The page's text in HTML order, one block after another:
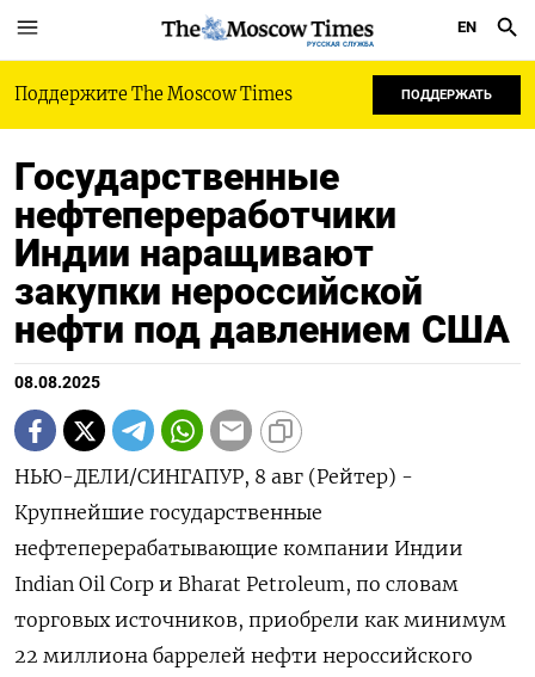
РУССКАЯ СЛУЖБА
EN
Поддержите The Moscow Times ПОДДЕРЖАТЬ
Государственные
нефтепереработчики
Индии наращивают
закупки неросcийской
нефти под давлением США
08.08.2025
НЬЮ-ДЕЛИ/СИНГАПУР, 8 авг (Рейтер) -
Крупнейшие государственные
нефтеперерабатывающие компании Индии
Indian Oil Corp и Bharat Petroleum, по словам
торговых источников, приобрели как минимум
22 миллиона баррелей нефти неросcийского